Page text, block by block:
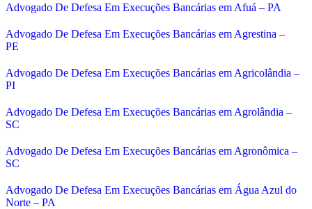
Advogado De Defesa Em Execuções Bancárias em Afuá – PA
Advogado De Defesa Em Execuções Bancárias em Agrestina –
PE
Advogado De Defesa Em Execuções Bancárias em Agricolândia –
PI
Advogado De Defesa Em Execuções Bancárias em Agrolândia –
SC
Advogado De Defesa Em Execuções Bancárias em Agronômica –
SC
Advogado De Defesa Em Execuções Bancárias em Água Azul do
Norte – PA